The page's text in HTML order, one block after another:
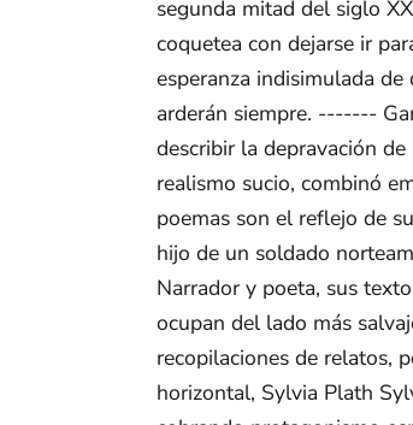
segunda mitad del siglo
coquetea con dejarse ir
esperanza indisimulada
arderán siempre. -------
describir la depravación
realismo sucio, combinó
poemas son el reflejo de
hijo de un soldado
Narrador y poeta, sus
ocupan del lado más
recopilaciones de relatos,
horizontal, Sylvia Plath